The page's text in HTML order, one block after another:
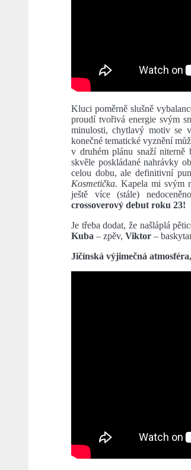
Kluci poměrně slušně
proudí tvořivá energie svým
minulosti, chytlavý motiv se
konečné tematické vyznění
v druhém plánu snaží niterně
skvěle poskládané nahrávky
celou dobu, ale definitivní
Kosmetička. Kapela mi svým
ještě více (stále)
crossoverový debut roku 23!
Je třeba dodat, že našláplá
Kuba – zpěv, Viktor –
Jičínská výjimečná